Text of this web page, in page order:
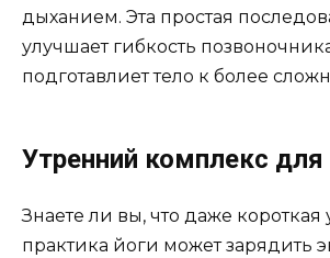
дыханием. Эта простая
улучшает гибкость
подготавлиет тело к более
Утренний комплекс для
Знаете ли вы, что даже короткая
практика йоги может зарядить